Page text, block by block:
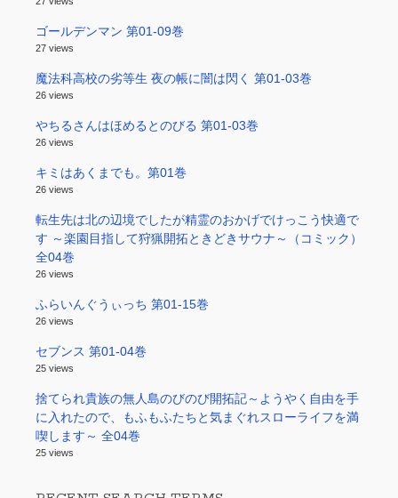
ゴールデンマン 第01-09巻
27 views
魔法科高校の劣等生 夜の帳に闇は閃く 第01-03巻
26 views
やちるさんはほめるとのびる 第01-03巻
26 views
キミはあくまでも。第01巻
26 views
転生先は北の辺境でしたが精霊のおかげでけっこう快適で
す ～楽園目指して狩猟開拓ときどきサウナ～（コミック）
全04巻
26 views
ふらいんぐうぃっち 第01-15巻
26 views
セブンス 第01-04巻
25 views
捨てられ貴族の無人島のびのび開拓記～ようやく自由を手
に入れたので、もふもふたちと気まぐれスローライフを満
喫します～ 全04巻
25 views